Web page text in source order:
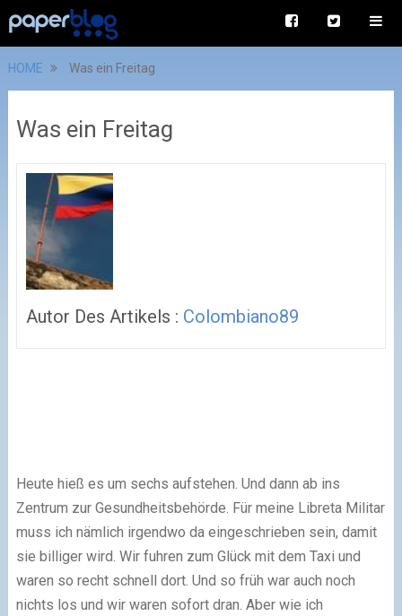
HOME Was ein Freitag
Was ein Freitag
Autor Des Artikels : Colombiano89
Heute hieß es um sechs aufstehen. Und dann ab ins
Zentrum zur Gesundheitsbehörde. Für meine Libreta Militar
muss ich nämlich irgendwo da eingeschrieben sein, damit
sie billiger wird. Wir fuhren zum Glück mit dem Taxi und
waren so recht schnell dort. Und so früh war auch noch
nichts los und wir waren sofort dran. Aber wie ich